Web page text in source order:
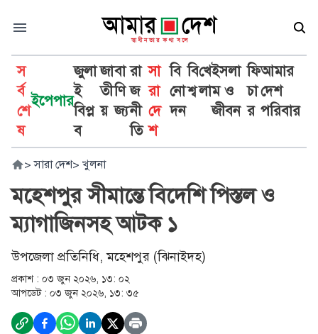
স
র্ব
শে
ষ
ইপেপার
জুলা
ই
বিপ্ল
ব
জা
তী
য়
বা
ণি
জ্য
রা
জ
নী
তি
সা
রা
দে
শ
বি
নো
দন
বি
শ্ব
খে
লা
ইসলা
ম ও
জীবন
ফি
চা
র
আমার
দেশ
পরিবার
> সারা দেশ> খুলনা
মহেশপুর সীমান্তে বিদেশি পিস্তল ও
ম্যাগাজিনসহ আটক ১
উপজেলা প্রতিনিধি, মহেশপুর (ঝিনাইদহ)
প্রকাশ : ০৩ জুন ২০২৬, ১৩: ০২
আপডেট : ০৩ জুন ২০২৬, ১৩: ৩৫